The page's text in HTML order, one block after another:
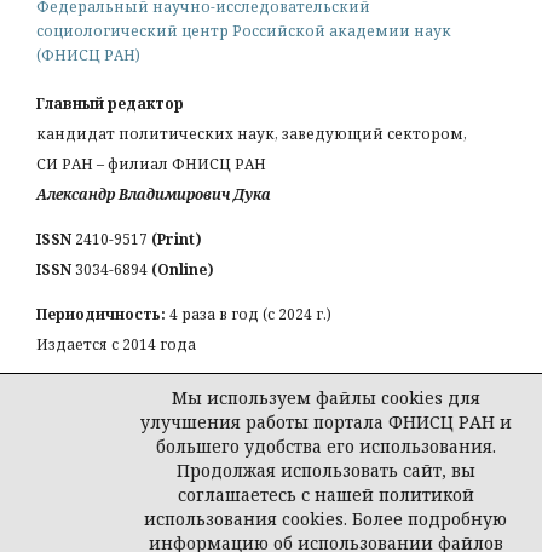
Федеральный научно-исследовательский
социологический центр Российской академии наук
(ФНИСЦ РАН)
Главный редактор
кандидат политических наук, заведующий сектором,
СИ РАН – филиал ФНИСЦ РАН
Александр Владимирович Дука
ISSN 2410-9517 (Print)
ISSN3034-6894 (Online)
Периодичность: 4 раза в год (с 2024 г.)
Издается с 2014 года
a_duka@mail.ru
© Журнал «Власть и элиты»
Мы используем файлы cookies для
улучшения работы портала ФНИСЦ РАН и
большего удобства его использования.
Продолжая использовать сайт, вы
соглашаетесь с нашей политикой
использования cookies. Более подробную
информацию об использовании файлов